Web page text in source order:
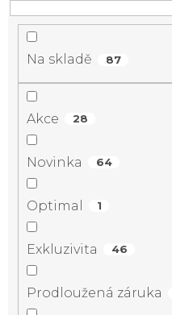
Na skladě 87
Akce 28
Novinka 64
Optimal 1
Exkluzivita 46
Prodloužená záruka